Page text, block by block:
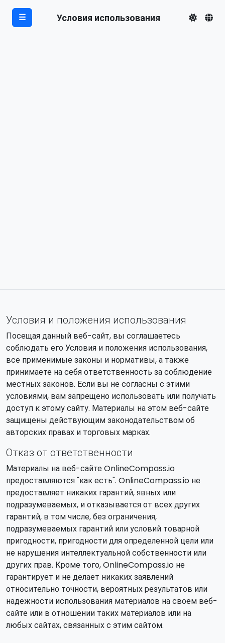
☰ Условия использования
Условия и положения использования
Посещая данный веб-сайт, вы соглашаетесь
соблюдать его Условия и положения использования,
все применимые законы и нормативы, а также
принимаете на себя ответственность за соблюдение
местных законов. Если вы не согласны с этими
условиями, вам запрещено использовать или получать
доступ к этому сайту. Материалы на этом веб-сайте
защищены действующим законодательством об
авторских правах и торговых марках.
Отказ от ответственности
Материалы на веб-сайте OnlineCompass.io
предоставляются "как есть". OnlineCompass.io не
предоставляет никаких гарантий, явных или
подразумеваемых, и отказывается от всех других
гарантий, в том числе, без ограничения,
подразумеваемых гарантий или условий товарной
пригодности, пригодности для определенной цели или
не нарушения интеллектуальной собственности или
других прав. Кроме того, OnlineCompass.io не
гарантирует и не делает никаких заявлений
относительно точности, вероятных результатов или
надежности использования материалов на своем веб-
сайте или в отношении таких материалов или на
любых сайтах, связанных с этим сайтом.